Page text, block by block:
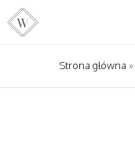
Strona główna »